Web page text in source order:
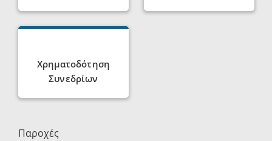
Χρηματοδότηση
Συνεδρίων
Παροχές